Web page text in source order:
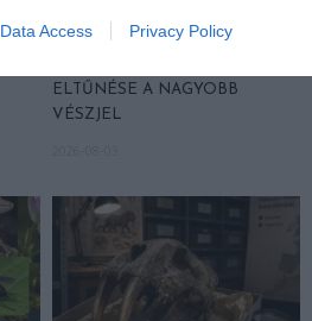
Data Access Privacy Policy
HÉTKÖZNAPI MADARAK ÉS
ELTŰNÉSE A NAGYOBB
VÉSZJEL